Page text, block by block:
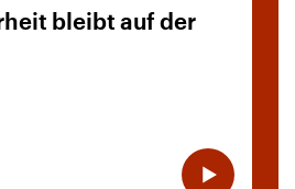
bleibt auf der